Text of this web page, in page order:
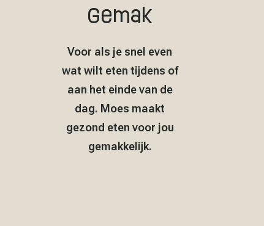
Gemak
Voor als je snel even
wat wilt eten tijdens of
aan het einde van de
dag. Moes maakt
gezond eten voor jou
gemakkelijk.